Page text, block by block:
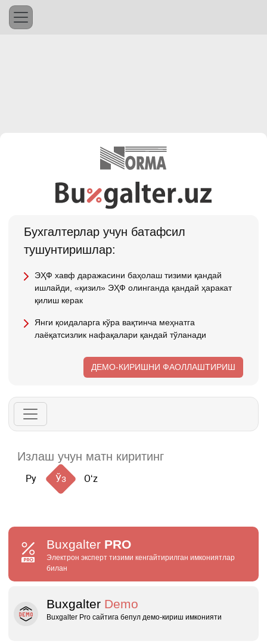
Бухгалтерлар учун батафсил
тушунтиришлар:
ЭҲФ хавф даражасини баҳолаш тизими қандай
ишлайди, «қизил» ЭҲФ олинганда қандай ҳаракат
қилиш керак
Янги қоидаларга кўра вақтинча меҳнатга
лаёқатсизлик нафақалари қандай тўланади
ДЕМО-КИРИШНИ ФАОЛЛАШТИРИШ
Ру Ўз Oʻz
Buxgalter PRO
Электрон эксперт тизими кенгайтирилган имкониятлар
билан
Buxgalter Demo
Buxgalter Pro сайтига бепул демо‑кириш имконияти